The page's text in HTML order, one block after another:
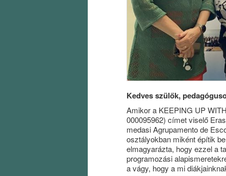
Kedves szülők,
Amikor a KEEPING UP
000095962) címet viselő
medasi Agrupamento de
osztályokban miként építik
elmagyarázta, hogy ezzel a
programozási
a vágy, hogy a mi